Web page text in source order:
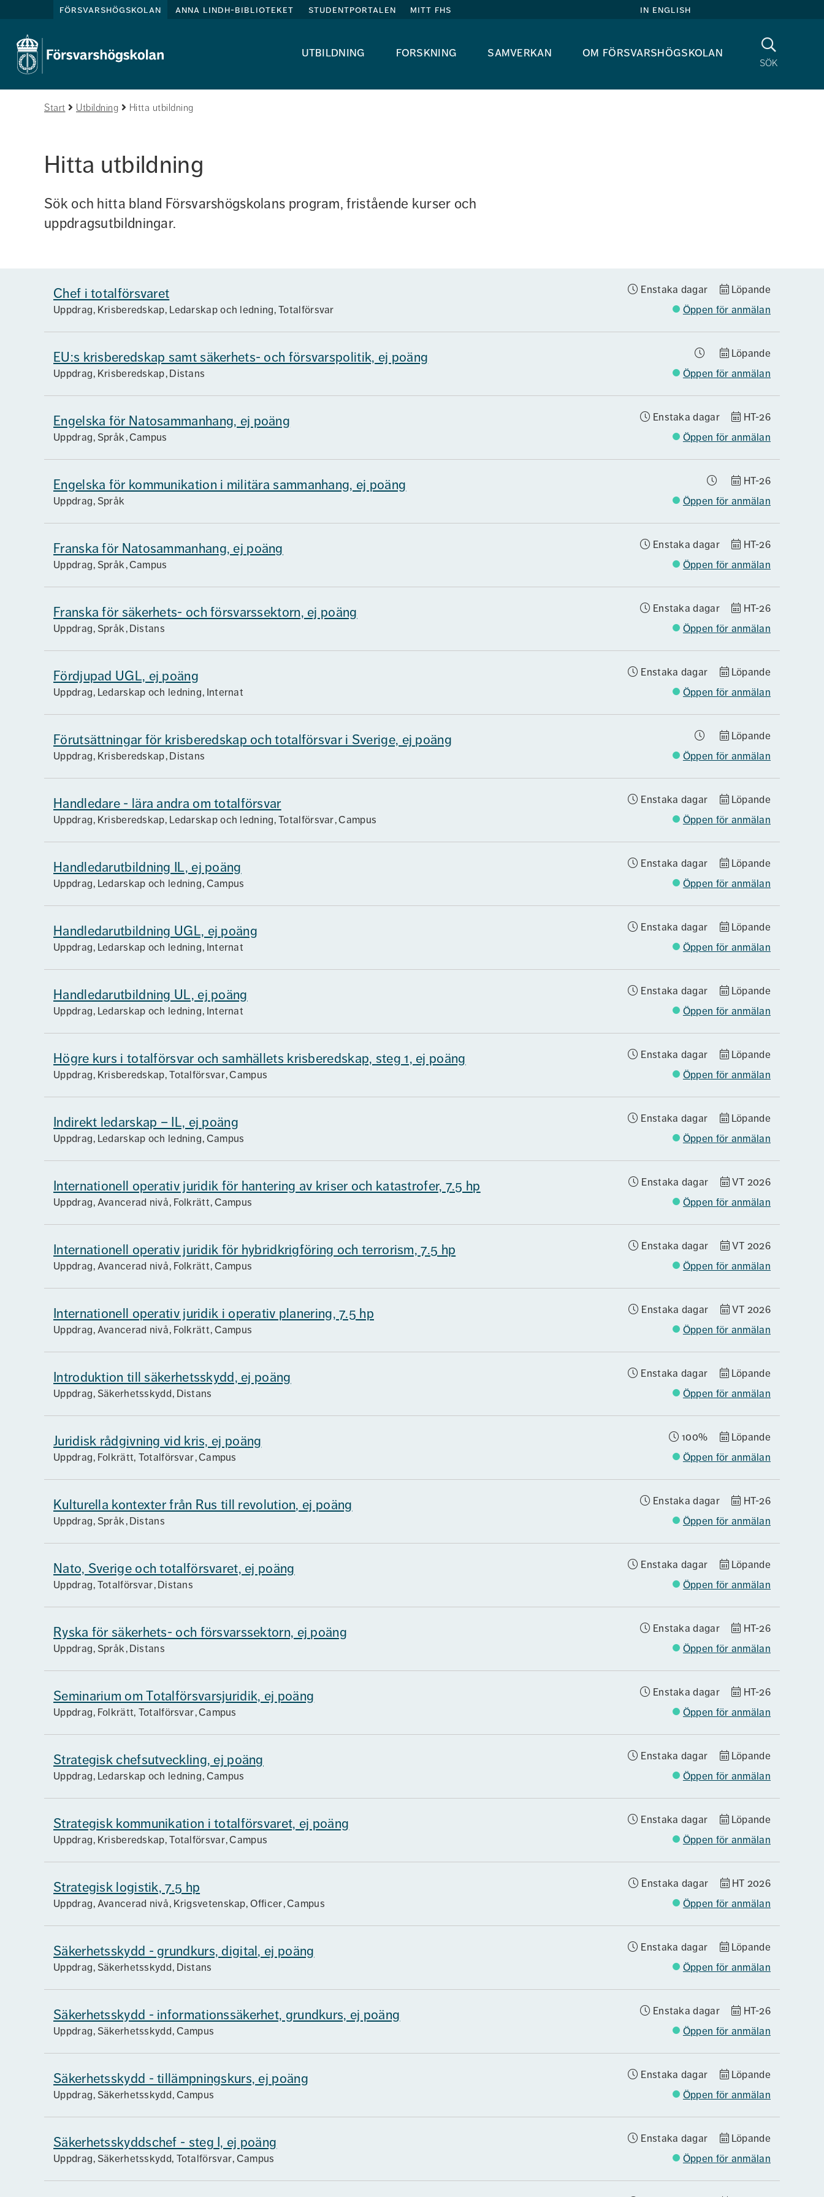
försvarshögskolan anna lindh-biblioteket studentportalen mitt fhs in english
utbildning forskning samverkan om försvarshögskolan
sök
Sök
Start Utbildning Hitta utbildning
Hitta utbildning
Sök och hitta bland Försvarshögskolans program, fristående kurser och
uppdragsutbildningar.
Chef i totalförsvaret Enstaka dagar
Löpande
Uppdrag Krisberedskap, Ledarskap och ledning, Totalförsvar Öppen för anmälan
EU:s krisberedskap samt säkerhets- och försvarspolitik, ej poäng
Löpande
Uppdrag KrisberedskapDistans Öppen för anmälan
Engelska för Natosammanhang, ej poäng Enstaka dagar
HT-26
Uppdrag SpråkCampus Öppen för anmälan
Engelska för kommunikation i militära sammanhang, ej poäng
HT-26
Uppdrag Språk Öppen för anmälan
Franska för Natosammanhang, ej poäng Enstaka dagar
HT-26
Uppdrag SpråkCampus Öppen för anmälan
Franska för säkerhets- och försvarssektorn, ej poäng Enstaka dagar
HT-26
Uppdrag Språk Distans Öppen för anmälan
Fördjupad UGL, ej poäng Enstaka dagar
Löpande
Uppdrag Ledarskap och ledning Internat Öppen för anmälan
Förutsättningar för krisberedskap och totalförsvar i Sverige, ej poäng
Löpande
Uppdrag KrisberedskapDistans Öppen för anmälan
Handledare - lära andra om totalförsvar Enstaka dagar
Löpande
Uppdrag Krisberedskap, Ledarskap och ledning, TotalförsvarCampus Öppen för anmälan
Handledarutbildning IL, ej poäng Enstaka dagar
Löpande
Uppdrag Ledarskap och ledningCampus Öppen för anmälan
Handledarutbildning UGL, ej poäng Enstaka dagar
Löpande
Uppdrag Ledarskap och ledning Internat Öppen för anmälan
Handledarutbildning UL, ej poäng Enstaka dagar
Löpande
Uppdrag Ledarskap och ledning Internat Öppen för anmälan
Högre kurs i totalförsvar och samhällets krisberedskap, steg 1, ej poäng Enstaka dagar
Löpande
Uppdrag Krisberedskap, TotalförsvarCampus Öppen för anmälan
Indirekt ledarskap – IL, ej poäng Enstaka dagar
Löpande
Uppdrag Ledarskap och ledningCampus Öppen för anmälan
Internationell operativ juridik för hantering av kriser och katastrofer, 7.5 hp Enstaka dagar
VT 2026
Uppdrag Avancerad nivå FolkrättCampus Öppen för anmälan
Internationell operativ juridik för hybridkrigföring och terrorism, 7.5 hp Enstaka dagar
VT 2026
Uppdrag Avancerad nivå FolkrättCampus Öppen för anmälan
Internationell operativ juridik i operativ planering, 7.5 hp Enstaka dagar
VT 2026
Uppdrag Avancerad nivå FolkrättCampus Öppen för anmälan
Introduktion till säkerhetsskydd, ej poäng Enstaka dagar
Löpande
Uppdrag Säkerhetsskydd Distans Öppen för anmälan
Juridisk rådgivning vid kris, ej poäng 100%
Löpande
Uppdrag Folkrätt, TotalförsvarCampus Öppen för anmälan
Kulturella kontexter från Rus till revolution, ej poäng Enstaka dagar
HT-26
Uppdrag Språk Distans Öppen för anmälan
Nato, Sverige och totalförsvaret, ej poäng Enstaka dagar
Löpande
Uppdrag Totalförsvar Distans Öppen för anmälan
Ryska för säkerhets- och försvarssektorn, ej poäng Enstaka dagar
HT-26
Uppdrag Språk Distans Öppen för anmälan
Seminarium om Totalförsvarsjuridik, ej poäng Enstaka dagar
HT-26
Uppdrag Folkrätt, TotalförsvarCampus Öppen för anmälan
Strategisk chefsutveckling, ej poäng Enstaka dagar
Löpande
Uppdrag Ledarskap och ledningCampus Öppen för anmälan
Strategisk kommunikation i totalförsvaret, ej poäng Enstaka dagar
Löpande
Uppdrag Krisberedskap, TotalförsvarCampus Öppen för anmälan
Strategisk logistik, 7.5 hp Enstaka dagar
HT 2026
Uppdrag Avancerad nivå Krigsvetenskap, OfficerCampus Öppen för anmälan
Säkerhetsskydd - grundkurs, digital, ej poäng Enstaka dagar
Löpande
Uppdrag Säkerhetsskydd Distans Öppen för anmälan
Säkerhetsskydd - informationssäkerhet, grundkurs, ej poäng Enstaka dagar
HT-26
Uppdrag SäkerhetsskyddCampus Öppen för anmälan
Säkerhetsskydd - tillämpningskurs, ej poäng Enstaka dagar
Löpande
Uppdrag SäkerhetsskyddCampus Öppen för anmälan
Säkerhetsskyddschef - steg I, ej poäng Enstaka dagar
Löpande
Uppdrag Säkerhetsskydd, TotalförsvarCampus Öppen för anmälan